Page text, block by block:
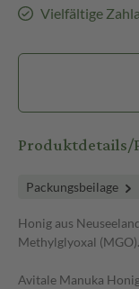
Vielfältige
Produktdetails/
Packungsbeilage
Honig aus
Methylglyoxal (MGO).
Avitale Manuka